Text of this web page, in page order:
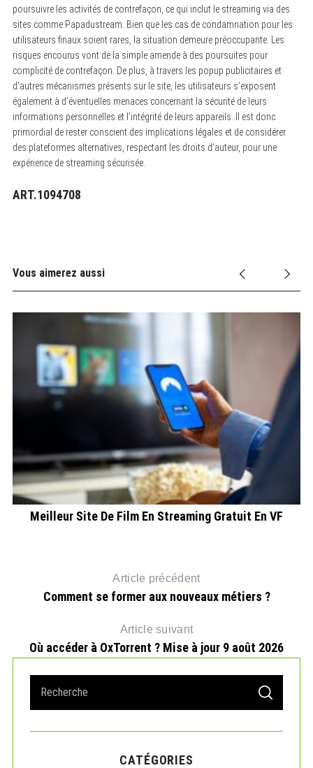
poursuivre les activités de contrefaçon, ce qui inclut le streaming via des
sites comme Papadustream. Bien que les cas de condamnation pour les
utilisateurs finaux soient rares, la situation demeure préoccupante. Les
risques encourus vont de la simple amende à des poursuites pour
complicité de contrefaçon. De plus, à travers les popup publicitaires et
d’autres mécanismes présents sur le site, les utilisateurs s’exposent
également à d’éventuelles menaces concernant la sécurité de leurs
informations personnelles et l’intégrité de leurs appareils. Il est donc
primordial de rester conscient des implications légales et de considérer
des plateformes alternatives, respectant les droits d’auteur, pour une
expérience de streaming sécurisée.
ART.1094708
Vous aimerez aussi
Meilleur Site De Film En Streaming Gratuit En VF
Article précédent
Comment se former aux nouveaux métiers ?
Article suivant
Où accéder à OxTorrent ? Mise à jour 9 août 2026
a
r
S
A
C
CATÉGORIES